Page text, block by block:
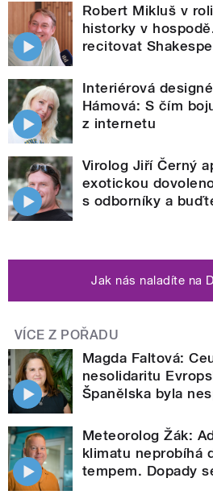
Robert Mikluš v
historky v
recitovat
Interiérová
Hámová: S čím
z internetu
Virolog Jiří Černý
exotickou
s odborníky a
Jak nás naladíte na
VÍCE Z POŘADU
Magda Faltová:
nesolidaritu
Španělska byla
Meteorolog Žák:
klimatu neprobíhá
tempem. Dopady